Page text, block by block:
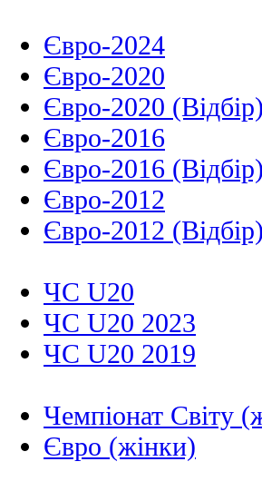
Євро-2024
Євро-2020
Євро-2020 (Відбір)
Євро-2016
Євро-2016 (Відбір)
Євро-2012
Євро-2012 (Відбір)
ЧС U20
ЧС U20 2023
ЧС U20 2019
Чемпіонат Світу
Євро (жінки)